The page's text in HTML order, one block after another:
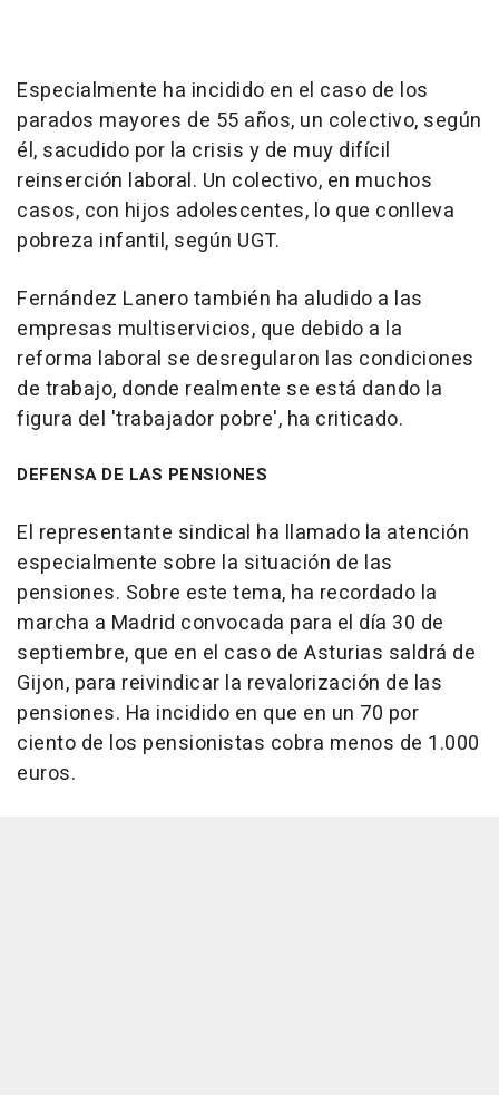
Especialmente ha incidido en el caso de los
parados mayores de 55 años, un colectivo, según
él, sacudido por la crisis y de muy difícil
reinserción laboral. Un colectivo, en muchos
casos, con hijos adolescentes, lo que conlleva
pobreza infantil, según UGT.
Fernández Lanero también ha aludido a las
empresas multiservicios, que debido a la
reforma laboral se desregularon las condiciones
de trabajo, donde realmente se está dando la
figura del 'trabajador pobre', ha criticado.
DEFENSA DE LAS PENSIONES
El representante sindical ha llamado la atención
especialmente sobre la situación de las
pensiones. Sobre este tema, ha recordado la
marcha a Madrid convocada para el día 30 de
septiembre, que en el caso de Asturias saldrá de
Gijon, para reivindicar la revalorización de las
pensiones. Ha incidido en que en un 70 por
ciento de los pensionistas cobra menos de 1.000
euros.